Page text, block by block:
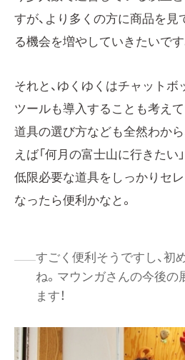
すが、より多くの方に商品を見
る機会を増やしていきたいです
それと、ゆくゆくはチャット
ツールも導入することも考え
道具の選び方なども全然わから
えば「何月の富士山に行きたい
低限必要な道具をしっかりセ
なったら便利かなと。
すごく便利そうですし、初
ね。マウンガさんの今後の
ます！